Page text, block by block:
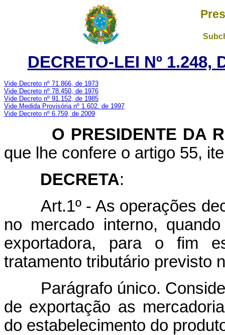
DECRETO-LEI Nº 1.248,
Vide Decreto nº 71.866, de 1973
Vide Decreto nº 78.450, de 1976
Vide Decreto nº 91.152, de 1985
Vide Medida Provisória nº 1.602. de 1997
Vide Decreto nº 6.759, de 2009
O PRESIDENTE DA
que lhe confere o artigo 55,
DECRETA:
Art.1º - As operações
no mercado interno,
exportadora, para o fim
tratamento tributário previsto
Parágrafo único.
de exportação as
do estabelecimento do